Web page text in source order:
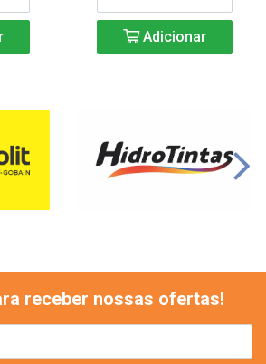
Adicionar
receber nossas ofertas!